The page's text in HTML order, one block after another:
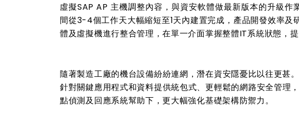
虛擬SAP AP 主機調整內容，與資安軟體做最新版本的升級作
間從3-4個工作天大幅縮短至1天內建置完成，產品開發效率及
體及虛擬機進行整合管理，在單一介面掌握整體IT系統狀態，
隨著製造工廠的機台設備紛紛連網，潛在資安隱憂比以往更甚。
針對關鍵應用程式和資料提供統包式、更輕鬆的網路安全管理
點偵測及回應系統幫助下，更大幅強化基礎架構防禦力。